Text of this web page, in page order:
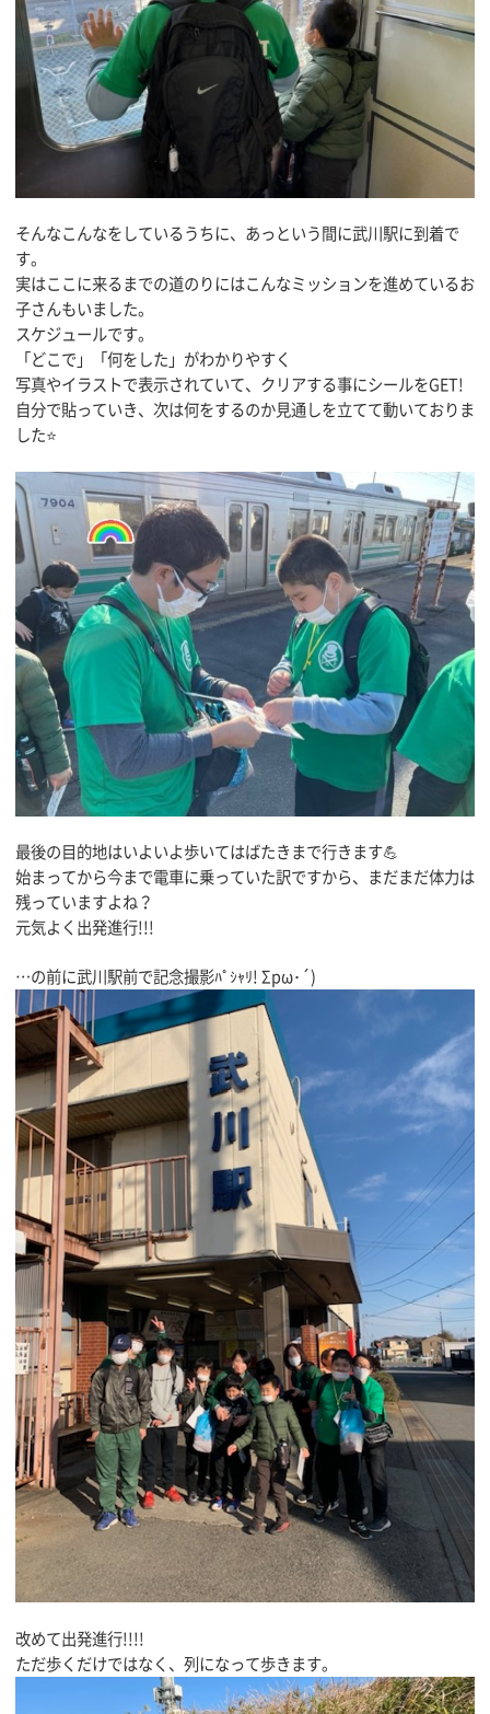
そんなこんなをしているうちに、あっという間に武川駅に到着で
す。
実はここに来るまでの道のりにはこんなミッションを進めているお
子さんもいました。
スケジュールです。
「どこで」「何をした」がわかりやすく
写真やイラストで表示されていて、クリアする事にシールをGET!
自分で貼っていき、次は何をするのか見通しを立てて動いておりま
した⭐️
最後の目的地はいよいよ歩いてはばたきまで行きます💪
始まってから今まで電車に乗っていた訳ですから、まだまだ体力は
残っていますよね？
元気よく出発進行!!!
…の前に武川駅前で記念撮影ﾊﾟｼｬﾘ! Σpω･´)
改めて出発進行!!!!
ただ歩くだけではなく、列になって歩きます。